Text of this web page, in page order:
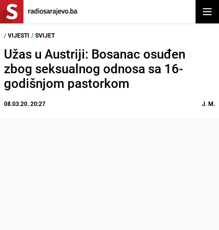
/ VIJESTI / SVIJET
Užas u Austriji: Bosanac osuđen
zbog seksualnog odnosa sa 16-
godišnjom pastorkom
08.03.20. 20:27 J. M.